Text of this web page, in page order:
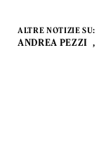
ALTRE NOTIZIE SU:
ANDREA PEZZI